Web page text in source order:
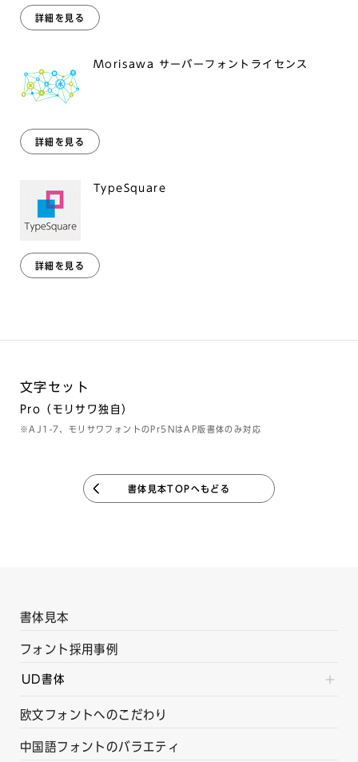
詳細を見る
Morisawa サーバーフォントライセンス
詳細を見る
TypeSquare
詳細を見る
文字セット
Pro（モリサワ独自）
※AJ1-7、モリサワフォントのPr5NはAP版書体のみ対応
書体見本TOPへもどる
書体見本
フォント採用事例
UD書体
欧文フォントへのこだわり
中国語フォントのバラエティ